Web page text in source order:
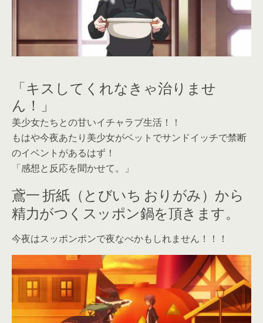
「キスしてくれなきゃ治りませ
ん！」
美少女たちとの甘いイチャラブ生活！！
もはや今夜あたり美少女がベットでサンドイッチで禁断
のイベントがあるはず！
「感想と反応を聞かせて。」
鳶一 折紙（とびいち おりがみ）から
精力がつくスッポン鍋を頂きます。
今夜はスッポンポンで夜なべかもしれません！！！